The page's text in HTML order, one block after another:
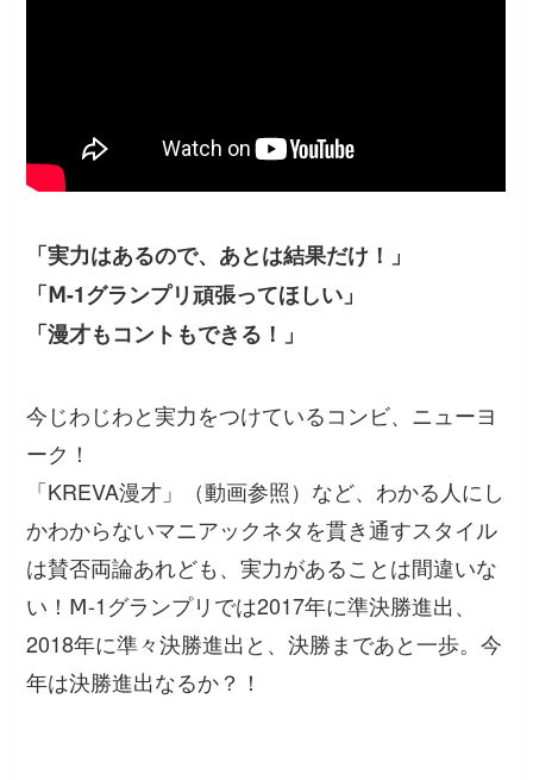
「実力はあるので、あとは結果だけ！」
「Ⅿ-1グランプリ頑張ってほしい」
「漫才もコントもできる！」
今じわじわと実力をつけているコンビ、ニューヨ
ーク！
「KREVA漫才」（動画参照）など、わかる人にし
かわからないマニアックネタを貫き通すスタイル
は賛否両論あれども、実力があることは間違いな
い！Ⅿ-1グランプリでは2017年に準決勝進出、
2018年に準々決勝進出と、決勝まであと一歩。今
年は決勝進出なるか？！